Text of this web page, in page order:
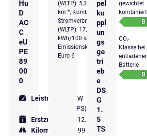
Hu
D
AC
C
eU
PE
89
00
0
Leistung
130 kW
(177 PS)
Erstzulassung
12.2025
Kilometer
15.999 km
(WLTP): 5,3 l/100
km *, Kombinierter
Stromverbrauch
(WLTP): 17,1
kWh/100 km *,
Emissionsklasse
Euro 6
gewichtet
kombiniert
B
CO₂-
Klasse bei
entladener
Batterie
B
pel
ku
ppl
un
gs
ge
tri
eb
e
DS
G
1.
5
TS